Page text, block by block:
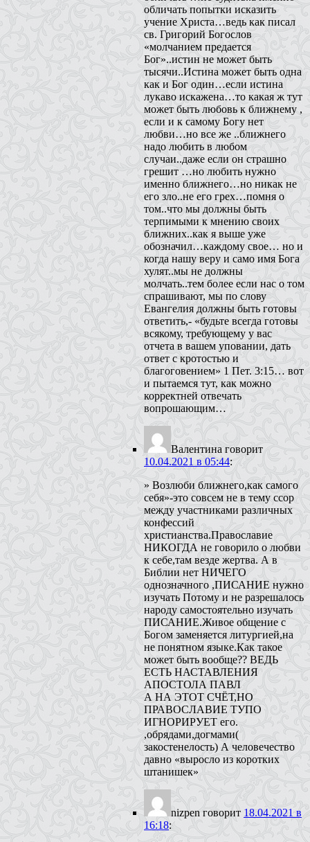
обличать попытки исказить
учение Христа…ведь как писал
св. Григорий Богослов
«молчанием предается
Бог»..истин не может быть
тысячи..Истина может быть одна
как и Бог один…если истина
лукаво искажена…то какая ж тут
может быть любовь к ближнему ,
если и к самому Богу нет
любви…но все же ..ближнего
надо любить в любом
случаи..даже если он страшно
грешит …но любить нужно
именно ближнего…но никак не
его зло..не его грех…помня о
том..что мы должны быть
терпимыми к мнению своих
ближних..как я выше уже
обозначил…каждому свое… но и
когда нашу веру и само имя Бога
хулят..мы не должны
молчать..тем более если нас о том
спрашивают, мы по слову
Евангелия должны быть готовы
ответить,- «будьте всегда готовы
всякому, требующему у вас
отчета в вашем уповании, дать
ответ с кротостью и
благоговением» 1 Пет. 3:15… вот
и пытаемся тут, как можно
корректней отвечать
вопрошающим…
Валентина говорит
10.04.2021 в 05:44:
» Возлюби ближнего,как самого
себя»-это совсем не в тему ссор
между участниками различных
конфессий
христианства.Православие
НИКОГДА не говорило о любви
к себе,там везде жертва. А в
Библии нет НИЧЕГО
однозначного ,ПИСАНИЕ нужно
изучать Потому и не разрешалось
народу самостоятельно изучать
ПИСАНИЕ.Живое общение с
Богом заменяется литургией,на
не понятном языке.Как такое
может быть вообще?? ВЕДЬ
ЕСТЬ НАСТАВЛЕНИЯ
АПОСТОЛА ПАВЛ
А НА ЭТОТ СЧЁТ,НО
ПРАВОСЛАВИЕ ТУПО
ИГНОРИРУЕТ его.
,обрядами,догмами(
закостенелость) А человечество
давно «выросло из коротких
штанишек»
nizpen говорит 18.04.2021 в
16:18: